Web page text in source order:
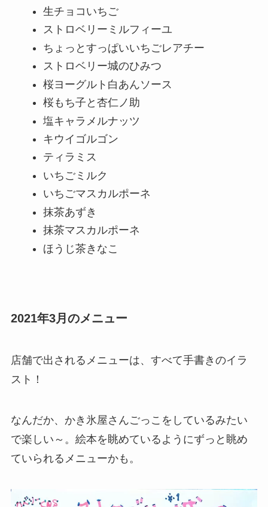
生チョコいちご
ストロベリーミルフィーユ
ちょっとすっぱいいちごレアチー
ストロベリー城のひみつ
桜ヨーグルト白あんソース
桜もち子と杏仁ノ助
塩キャラメルナッツ
キウイゴルゴン
ティラミス
いちごミルク
いちごマスカルポーネ
抹茶あずき
抹茶マスカルポーネ
ほうじ茶きなこ
2021年3月のメニュー
店舗で出されるメニューは、すべて手書きのイラ
スト！
なんだか、かき氷屋さんごっこをしているみたい
で楽しい～。絵本を眺めているようにずっと眺め
ていられるメニューかも。